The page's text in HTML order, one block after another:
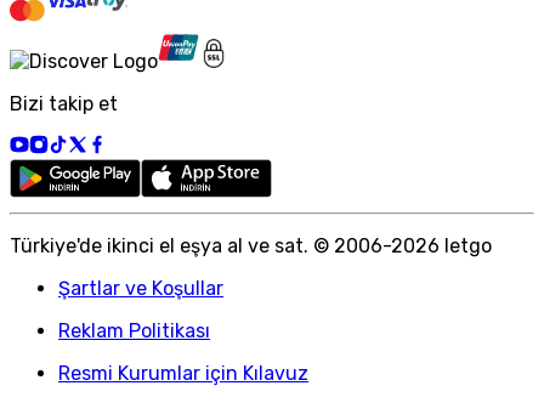
Bizi takip et
Türkiye'de ikinci el eşya al ve sat. © 2006-2026 letgo
Şartlar ve Koşullar
Reklam Politikası
Resmi Kurumlar için Kılavuz